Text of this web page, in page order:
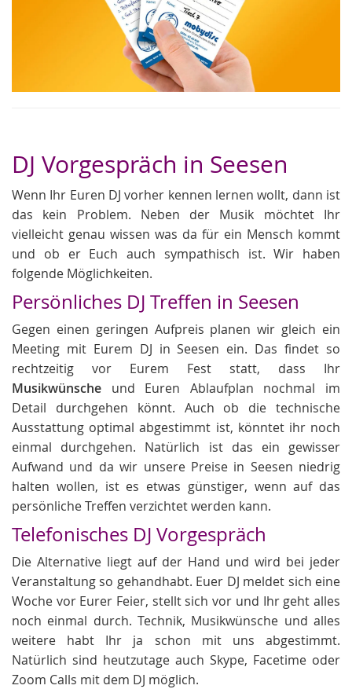
DJ Vorgespräch in Seesen
Wenn Ihr Euren DJ vorher kennen lernen wollt, dann ist
das kein Problem. Neben der Musik möchtet Ihr
vielleicht genau wissen was da für ein Mensch kommt
und ob er Euch auch sympathisch ist. Wir haben
folgende Möglichkeiten.
Persönliches DJ Treffen in Seesen
Gegen einen geringen Aufpreis planen wir gleich ein
Meeting mit Eurem DJ in Seesen ein. Das findet so
rechtzeitig vor Eurem Fest statt, dass Ihr
Musikwünsche und Euren Ablaufplan nochmal im
Detail durchgehen könnt. Auch ob die technische
Ausstattung optimal abgestimmt ist, könntet ihr noch
einmal durchgehen. Natürlich ist das ein gewisser
Aufwand und da wir unsere Preise in Seesen niedrig
halten wollen, ist es etwas günstiger, wenn auf das
persönliche Treffen verzichtet werden kann.
Telefonisches DJ Vorgespräch
Die Alternative liegt auf der Hand und wird bei jeder
Veranstaltung so gehandhabt. Euer DJ meldet sich eine
Woche vor Eurer Feier, stellt sich vor und Ihr geht alles
noch einmal durch. Technik, Musikwünsche und alles
weitere habt Ihr ja schon mit uns abgestimmt.
Natürlich sind heutzutage auch Skype, Facetime oder
Zoom Calls mit dem DJ möglich.